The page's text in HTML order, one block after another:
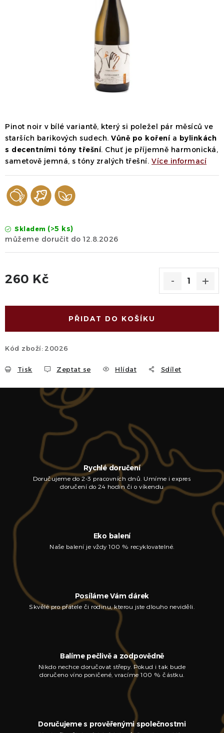
Kontakty
Vinné zážitky
Pinot noir v bílé variantě, který si poležel pár měsíců ve
starších barikových sudech. Vůně po kořenía bylinkách
s decentními tóny třešní. Chuť je příjemně harmonická,
sametově jemná, s tóny zralých třešní. Více informací
Skladem (>5 ks)
12.8.2026
260 Kč
PŘIDAT DO KOŠÍKU
Kód zboží: 20026
Tisk Zeptat se Hlídat Sdílet
Rychlé doručení
Doručujeme do 2-3 pracovních dnů. Umíme i expres
doručení do 24 hodin či o víkendu
Eko balení
Naše balení je vždy 100 % recyklovatelné.
Posíláme Vám dárek
Skvělé pro přátele či rodinu, kterou jste dlouho neviděli.
Balíme pečlivě a zodpovědně
Nikdo nechce doručovat střepy. Pokud i tak bude
doručeno víno poničené, vracíme 100 % částku.
Doručujeme s prověřenými společnostmi